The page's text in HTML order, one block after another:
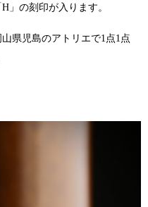
」の刻印が入ります。
県児島のアトリエで1点1点